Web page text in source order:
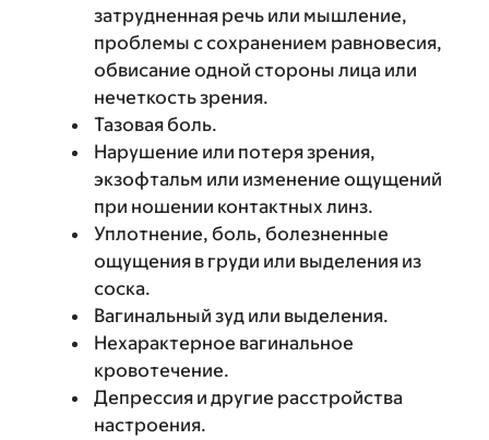
затрудненная речь или мышление,
проблемы с сохранением равновесия,
обвисание одной стороны лица или
нечеткость зрения.
Тазовая боль.
Нарушение или потеря зрения,
экзофтальм или изменение ощущений
при ношении контактных линз.
Уплотнение, боль, болезненные
ощущения в груди или выделения из
соска.
Вагинальный зуд или выделения.
Нехарактерное вагинальное
кровотечение.
Депрессия и другие расстройства
настроения.